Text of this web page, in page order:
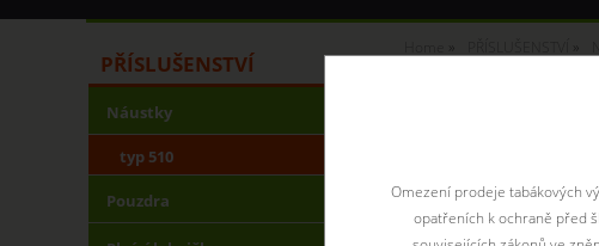
PŘÍSLUŠENSTVÍ
Náustky
typ 510
Pouzdra
Omezení prodeje tabákových
opatřeních k ochraně před